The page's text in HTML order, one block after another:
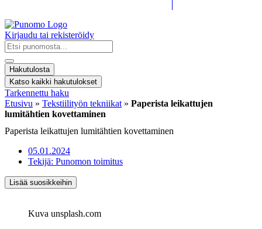
Kirjaudu tai rekisteröidy
Search
...
Hakutulosta
Katso kaikki hakutulokset
Tarkennettu haku
Etusivu » Tekstiilityön tekniikat » Paperista leikattujen
lumitähtien kovettaminen
Paperista leikattujen lumitähtien kovettaminen
05.01.2024
Tekijä: Punomon toimitus
Lisää suosikkeihin
Kuva unsplash.com